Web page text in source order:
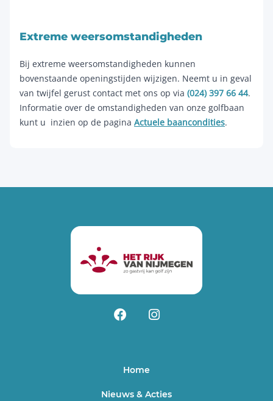
Extreme weersomstandigheden
Bij extreme weersomstandigheden kunnen
bovenstaande openingstijden wijzigen. Neemt u in geval
van twijfel gerust contact met ons op via (024) 397 66 44.
Informatie over de omstandigheden van onze golfbaan
kunt u inzien op de pagina Actuele baancondities.
Home
Nieuws & Acties